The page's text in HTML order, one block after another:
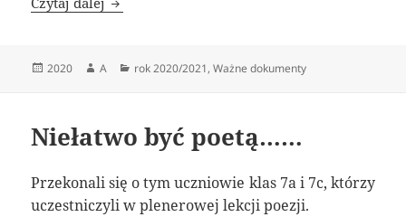
Data
2020 Autor
A Kategorie
rok 2020/2021,Ważne dokumenty
Niełatwo być poetą……
Przekonali się o tym uczniowie klas 7a i 7c, którzy
uczestniczyli w plenerowej lekcji poezji.